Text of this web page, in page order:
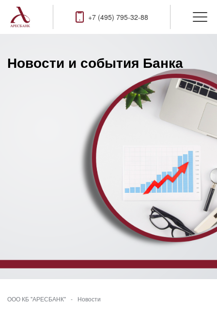
+7 (495) 795-32-88
Новости и события Банка
ООО КБ "АРЕСБАНК" - Новости